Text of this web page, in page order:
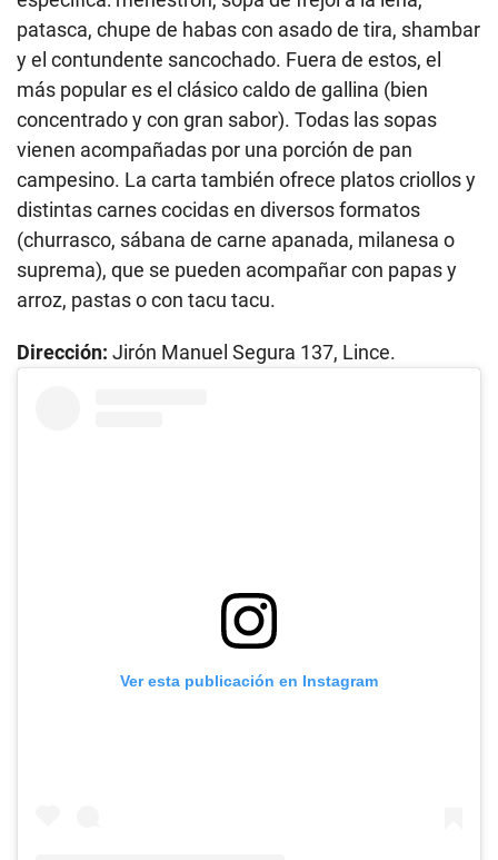
patasca, chupe de habas con asado de tira, shambar
y el contundente sancochado. Fuera de estos, el
más popular es el clásico caldo de gallina (bien
concentrado y con gran sabor). Todas las sopas
vienen acompañadas por una porción de pan
campesino. La carta también ofrece platos criollos y
distintas carnes cocidas en diversos formatos
(churrasco, sábana de carne apanada, milanesa o
suprema), que se pueden acompañar con papas y
arroz, pastas o con tacu tacu.
Dirección: Jirón Manuel Segura 137, Lince.
Ver esta publicación en Instagram